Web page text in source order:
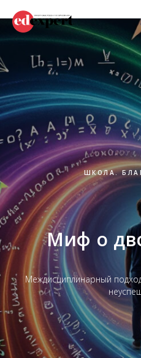
ШКОЛА.
Миф о
Междисциплинарный